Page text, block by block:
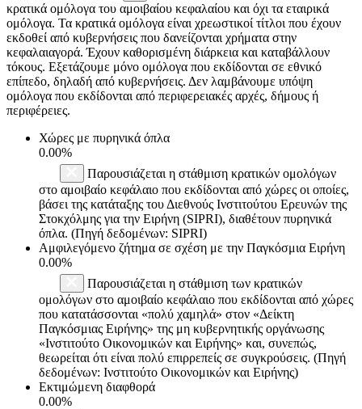
κρατικά ομόλογα του αμοιβαίου κεφαλαίου και όχι τα εταιρικά
ομόλογα. Τα κρατικά ομόλογα είναι χρεωστικοί τίτλοι που έχουν
εκδοθεί από κυβερνήσεις που δανείζονται χρήματα στην
κεφαλαιαγορά. Έχουν καθορισμένη διάρκεια και καταβάλλουν
τόκους. Εξετάζουμε μόνο ομόλογα που εκδίδονται σε εθνικό
επίπεδο, δηλαδή από κυβερνήσεις. Δεν λαμβάνουμε υπόψη
ομόλογα που εκδίδονται από περιφερειακές αρχές, δήμους ή
περιφέρειες.
Χώρες με πυρηνικά όπλα
0.00%
Παρουσιάζεται η στάθμιση κρατικών ομολόγων
στο αμοιβαίο κεφάλαιο που εκδίδονται από χώρες οι οποίες,
βάσει της κατάταξης του Διεθνούς Ινστιτούτου Ερευνών της
Στοκχόλμης για την Ειρήνη (SIPRI), διαθέτουν πυρηνικά
όπλα. (Πηγή δεδομένων: SIPRI)
Αμφιλεγόμενο ζήτημα σε σχέση με την Παγκόσμια Ειρήνη
0.00%
Παρουσιάζεται η στάθμιση των κρατικών
ομολόγων στο αμοιβαίο κεφάλαιο που εκδίδονται από χώρες
που κατατάσσονται «πολύ χαμηλά» στον «Δείκτη
Παγκόσμιας Ειρήνης» της μη κυβερνητικής οργάνωσης
«Ινστιτούτο Οικονομικών και Ειρήνης» και, συνεπώς,
θεωρείται ότι είναι πολύ επιρρεπείς σε συγκρούσεις. (Πηγή
δεδομένων: Ινστιτούτο Οικονομικών και Ειρήνης)
Εκτιμώμενη διαφθορά
0.00%